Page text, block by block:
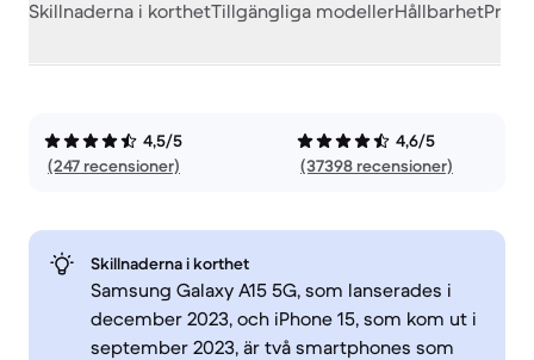
Skillnaderna i korthetTillgängliga modellerHållbarhet
4,5/5
(247 recensioner)
4,6/5
(37398 recensioner)
Skillnaderna i korthet
Samsung Galaxy A15 5G, som lanserades i
december 2023, och iPhone 15, som kom ut i
september 2023, är två smartphones som